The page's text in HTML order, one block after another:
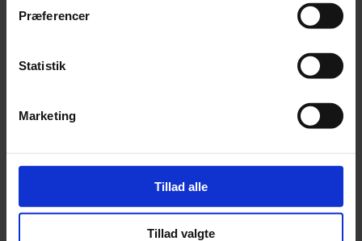
Præferencer
Statistik
Marketing
Tillad alle
Tillad valgte
Forstå dine
reaktioner gennem dit nervesystem.
⬇️ Stop dig selv før du overreagerer